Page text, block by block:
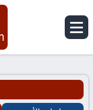
كورة
لايف
|